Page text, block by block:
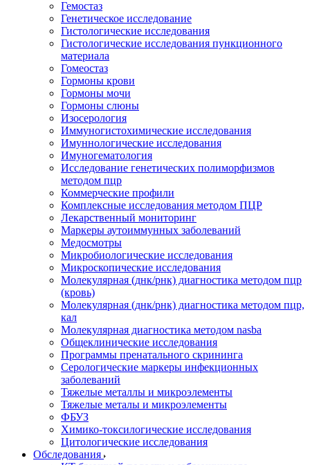
Гемостаз
Генетическое исследование
Гистологические исследования
Гистологические исследования пункционного
материала
Гомеостаз
Гормоны крови
Гормоны мочи
Гормоны слюны
Изосерология
Иммуногистохимические исследования
Имуннологические исследования
Имуногематология
Исследование генетических полиморфизмов
методом пцр
Коммерческие профили
Комплексные исследования методом ПЦР
Лекарственный мониторинг
Маркеры аутоиммунных заболеваний
Медосмотры
Микробиологические исследования
Микроскопические исследования
Молекулярная (днк/рнк) диагностика методом пцр
(кровь)
Молекулярная (днк/рнк) диагностика методом пцр,
кал
Молекулярная диагностика методом nasba
Общеклинические исследования
Программы пренатального скрининга
Серологические маркеры инфекционных
заболеваний
Тяжелые металлы и микроэлементы
Тяжелые металы и микроэлементы
ФБУЗ
Химико-токсилогические исследования
Цитологические исследования
Обследования